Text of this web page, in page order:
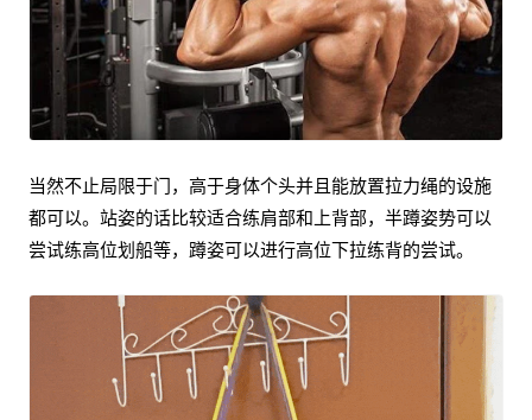
当然不止局限于门，高于身体个头并且能放置拉力绳的设施
都可以。站姿的话比较适合练肩部和上背部，半蹲姿势可以
尝试练高位划船等，蹲姿可以进行高位下拉练背的尝试。